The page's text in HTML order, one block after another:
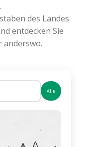
des Landes
entdecken Sie
anderswo.
Alle